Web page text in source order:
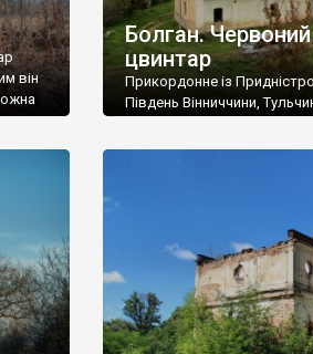
він
Болган.
цвинтар
Прикордонне із
Південь Вінниччини,
старовинний цвинтар із
збереглися, написані
мовою. За всіма
український. Хрести
роках Болган […]